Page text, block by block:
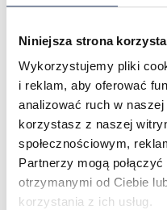
Niniejsza strona
Wykorzystujemy pliki
i reklam, aby oferować
analizować ruch w
korzystasz z naszej
społecznościowym,
Partnerzy mogą
otrzymanymi od Ciebie
korzystania z ich usług.
egzekucyjne może
fakultatywnym
etapie prowadzonej
zawieszenie
wówczas wykazać
wskazać właściwe
przychylenie się do
przykład porozumienie